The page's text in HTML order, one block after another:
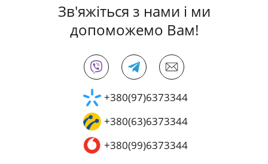
Зв'яжіться з нами і ми
допоможемо Вам!
+380(97)6373344
+380(63)6373344
+380(99)6373344